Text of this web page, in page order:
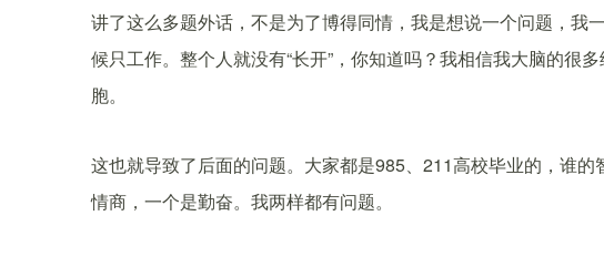
讲了这么多题外话，不是为了博得同情，我是想说一个问题，我
候只工作。整个人就没有“长开”，你知道吗？我相信我大脑的
胞。
这也就导致了后面的问题。大家都是985、211高校毕业的，谁
情商，一个是勤奋。我两样都有问题。